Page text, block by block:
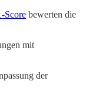
Score bewerten die
mit
der